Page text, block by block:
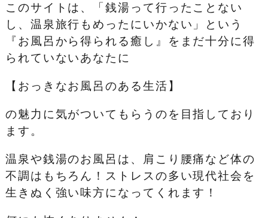
このサイトは、「銭湯って行ったことない
し、温泉旅行もめったにいかない」という
『お風呂から得られる癒し』をまだ十分に得
られていないあなたに
【おっきなお風呂のある生活】
の魅力に気がついてもらうのを目指しており
ます。
温泉や銭湯のお風呂は、肩こり腰痛など体の
不調はもちろん！ストレスの多い現代社会を
生きぬく強い味方になってくれます！